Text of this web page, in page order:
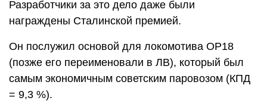
Разработчики за это дело даже были
награждены Сталинской премией.
Он послужил основой для локомотива ОР18
(позже его переименовали в ЛВ), который был
самым экономичным советским паровозом (КПД
= 9,3 %).